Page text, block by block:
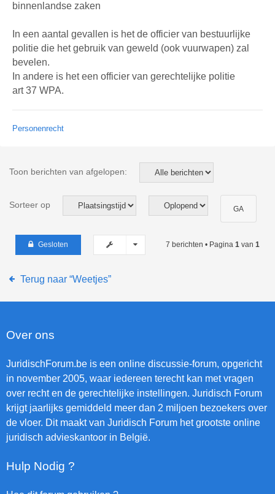
binnenlandse zaken
In een aantal gevallen is het de officier van bestuurlijke
politie die het gebruik van geweld (ook vuurwapen) zal
bevelen.
In andere is het een officier van gerechtelijke politie
art 37 WPA.
Personenrecht
Toon berichten van afgelopen:
Sorteer op
Gesloten 7 berichten • Pagina 1 van 1
Terug naar “Weetjes”
Over ons
JuridischForum.be is een online discussie-forum, opgericht
in november 2005, waar iedereen terecht kan met vragen
over recht en de gerechtelijke instellingen. Juridisch Forum
krijgt jaarlijks gemiddeld meer dan 2 miljoen bezoekers over
de vloer. Dit maakt van Juridisch Forum het grootste online
juridisch advieskantoor in België.
Hulp Nodig ?